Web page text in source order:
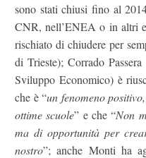
sono stati chiusi fino al
CNR, nell’ENEA o in altri
rischiato di chiudere per
di Trieste); Corrado
Sviluppo Economico) è
che è “un fenomeno
ottime scuole” e che “Non
ma di opportunità per
nostro”; anche Monti ha